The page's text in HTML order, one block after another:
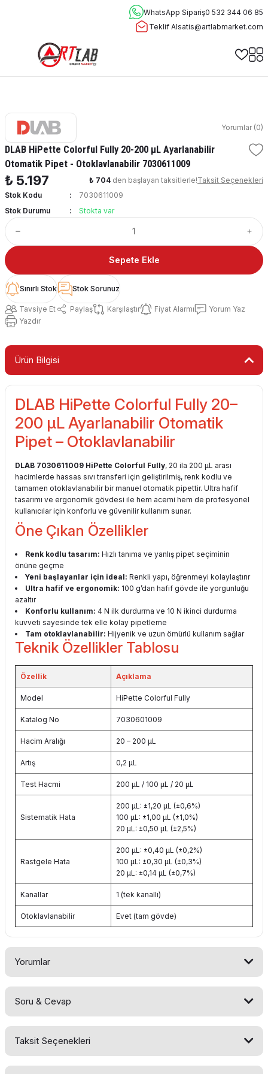
WhatsApp Sipariş0 532 344 06 85
Teklif Alsatis@artlabmarket.com
Yorumlar (0)
DLAB HiPette Colorful Fully 20-200 μL Ayarlanabilir
Otomatik Pipet - Otoklavlanabilir 7030611009
₺ 5.197 ₺ 704 den başlayan taksitlerle!Taksit Seçenekleri
Stok Kodu
7030611009
Stok Durumu
Stokta var
Sepete Ekle
Sınırlı Stok Stok Sorunuz
Tavsiye Et Paylaş Karşılaştır Fiyat Alarmı
Yorum Yaz
Yazdır
Ürün Bilgisi
DLAB HiPette Colorful Fully 20–
200 μL Ayarlanabilir Otomatik
Pipet – Otoklavlanabilir
DLAB 7030611009 HiPette Colorful Fully, 20 ila 200 μL arası
hacimlerde hassas sıvı transferi için geliştirilmiş, renk kodlu ve
tamamen otoklavlanabilir bir manuel otomatik pipettir. Ultra hafif
tasarımı ve ergonomik gövdesi ile hem acemi hem de profesyonel
kullanıcılar için konforlu ve güvenilir kullanım sunar.
Öne Çıkan Özellikler
Renk kodlu tasarım: Hızlı tanıma ve yanlış pipet seçiminin
önüne geçme
Yeni başlayanlar için ideal: Renkli yapı, öğrenmeyi kolaylaştırır
Ultra hafif ve ergonomik: 100 g’dan hafif gövde ile yorgunluğu
azaltır
Konforlu kullanım: 4 N ilk durdurma ve 10 N ikinci durdurma
kuvveti sayesinde tek elle kolay pipetleme
Tam otoklavlanabilir: Hijyenik ve uzun ömürlü kullanım sağlar
Teknik Özellikler Tablosu
Özellik Açıklama
Model HiPette Colorful Fully
Katalog No 7030601009
Hacim Aralığı 20 – 200 μL
Artış 0,2 μL
Test Hacmi 200 μL / 100 μL / 20 μL
Sistematik Hata
200 μL: ±1,20 μL (±0,6%)
100 μL: ±1,00 μL (±1,0%)
20 μL: ±0,50 μL (±2,5%)
Rastgele Hata
200 μL: ±0,40 μL (±0,2%)
100 μL: ±0,30 μL (±0,3%)
20 μL: ±0,14 μL (±0,7%)
Kanallar 1 (tek kanallı)
Otoklavlanabilir Evet (tam gövde)
Yorumlar
Yorum Yaz
Soru & Cevap
Taksit Seçenekleri